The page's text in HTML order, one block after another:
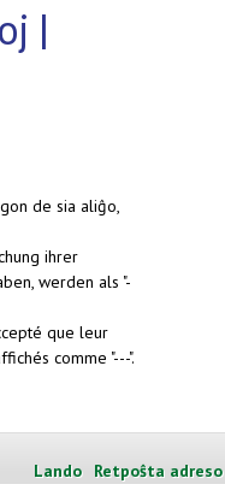
|
de sia aliĝo,
ihrer
werden als "-
que leur
comme "---".
Lando
Retpoŝta adreso